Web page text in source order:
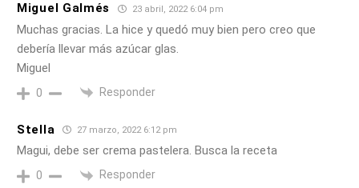
Miguel Galmés 23 abril, 2022 6:04 pm
Muchas gracias. La hice y quedó muy bien pero creo que
debería llevar más azúcar glas.
Miguel
0 Responder
Stella 27 marzo, 2022 6:12 pm
Magui, debe ser crema pastelera. Busca la receta
0 Responder